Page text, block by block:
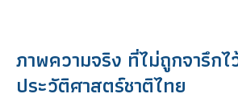
ภาพความจริง ที่ไม่ถูกจารึกไ
ประวัติศาสตร์ชาติไทย